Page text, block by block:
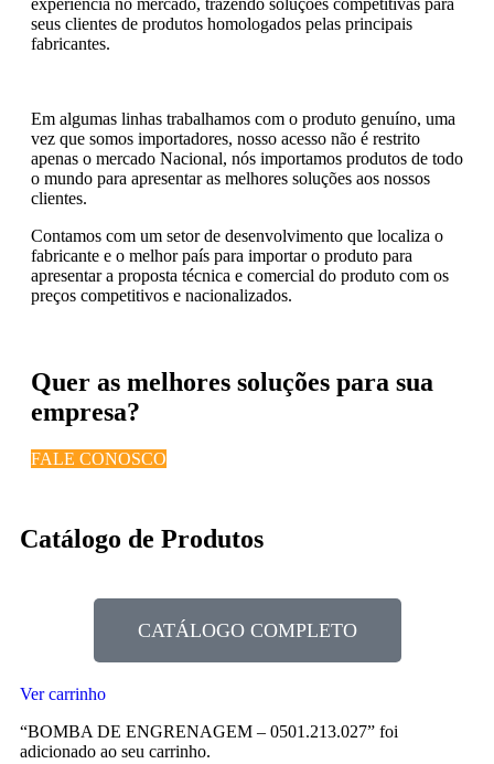
experiência no mercado, trazendo soluções competitivas para
seus clientes de produtos homologados pelas principais
fabricantes.
Em algumas linhas trabalhamos com o produto genuíno, uma
vez que somos importadores, nosso acesso não é restrito
apenas o mercado Nacional, nós importamos produtos de todo
o mundo para apresentar as melhores soluções aos nossos
clientes.
Contamos com um setor de desenvolvimento que localiza o
fabricante e o melhor país para importar o produto para
apresentar a proposta técnica e comercial do produto com os
preços competitivos e nacionalizados.
Quer as melhores soluções para sua
empresa?
FALE CONOSCO
Catálogo de Produtos
CATÁLOGO COMPLETO
Ver carrinho
“BOMBA DE ENGRENAGEM – 0501.213.027” foi
adicionado ao seu carrinho.